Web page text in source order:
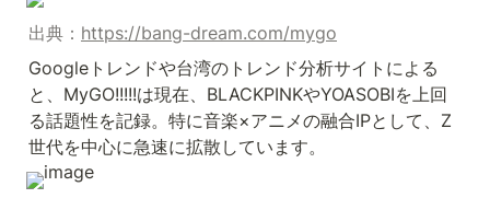
出典： https://bang-dream.com/mygo
Googleトレンドや台湾のトレンド分析サイトによる
と、MyGO!!!!!は現在、BLACKPINKやYOASOBIを上回
る話題性を記録。特に音楽×アニメの融合IPとして、Z
世代を中心に急速に拡散しています。